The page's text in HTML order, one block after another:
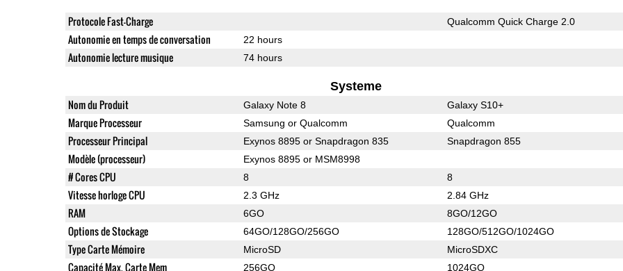
Protocole Fast-Charge Qualcomm Quick Charge 2.0
Autonomie en temps de conversation 22 hours
Autonomie lecture musique 74 hours
Systeme
Nom du Produit Galaxy Note 8 Galaxy S10+
Marque Processeur Samsung or Qualcomm Qualcomm
Processeur Principal Exynos 8895 or Snapdragon 835 Snapdragon 855
Modèle (processeur) Exynos 8895 or MSM8998
# Cores CPU 8 8
Vitesse horloge CPU 2.3 GHz 2.84 GHz
RAM 6GO 8GO/12GO
Options de Stockage 64GO/128GO/256GO 128GO/512GO/1024GO
Type Carte Mémoire MicroSD MicroSDXC
Capacité Max. Carte Mem 256GO 1024GO